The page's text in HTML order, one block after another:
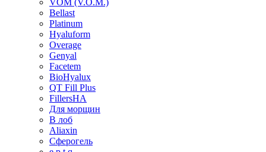
VOM (V.O.M.)
Bellast
Platinum
Hyaluform
Overage
Genyal
Facetem
BioHyalux
QT Fill Plus
FillersHA
Для морщин
В лоб
Aliaxin
Сферогель